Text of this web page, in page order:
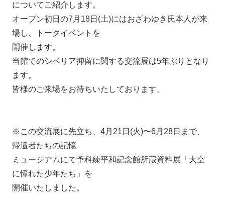
についてご紹介します。
オープン初日の7月18日(土)にはおざわゆき氏本人が来
場し、トークイベントを
開催します。
当館でのシベリア抑留に関する交流展は5年ぶりとなり
ます。
皆様のご来場をお待ちいたしております。
※この交流展に先立ち、4月21日(火)〜6月28日まで、
帰還者たちの記憶
ミュージアムにて予科練平和記念館所蔵資料展「大空
に憧れた少年たち」を
開催いたしました。